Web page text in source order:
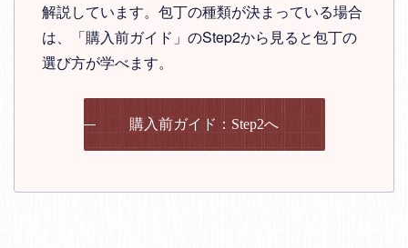
解説しています。包丁の種類が決まっている場合
は、「購入前ガイド」のStep2から見ると包丁の
選び方が学べます。
購入前ガイド：Step2へ